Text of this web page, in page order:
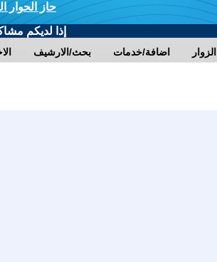
حاز الحوار
إذا لديكم
بحث/الارشيف اضافة/خدمات الزوار